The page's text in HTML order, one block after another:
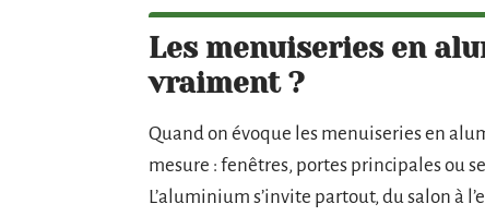
Les menuiseries en
vraiment ?
Quand on évoque les menuiseries en
mesure : fenêtres, portes principales ou
L’aluminium s’invite partout, du salon à